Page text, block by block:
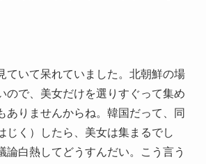
ていて呆れていました。北朝鮮の場
ので、美女だけを選りすぐって集め
ありませんからね。韓国だって、同
じく）したら、美女は集まるでし
論白熱してどうすんだい。こう言う